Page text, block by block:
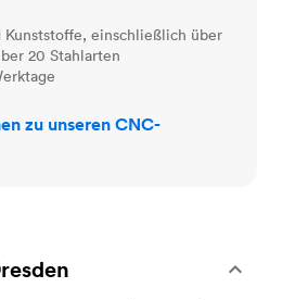
einschließlich über
20 Stahlarten
zu unseren CNC-